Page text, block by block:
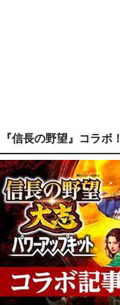
『信長の野望』コラボ！